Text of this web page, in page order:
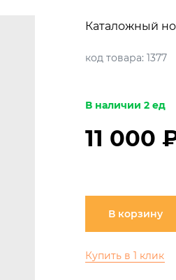
Каталожный
код товара: 1377
В наличии 2 ед
11 000
В корзину
Купить в 1 клик